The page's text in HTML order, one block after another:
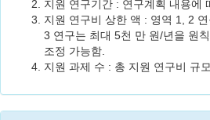
지원 연구기간 : 연구계획 내용에
지원 연구비 상한 액 : 영역 1, 2
3 연구는 최대 5천 만 원/년을 원
조정 가능함.
지원 과제 수 : 총 지원 연구비 규